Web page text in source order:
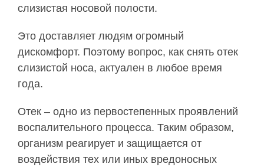
слизистая носовой полости.
Это доставляет людям огромный
дискомфорт. Поэтому вопрос, как снять отек
слизистой носа, актуален в любое время
года.
Отек – одно из первостепенных проявлений
воспалительного процесса. Таким образом,
организм реагирует и защищается от
воздействия тех или иных вредоносных